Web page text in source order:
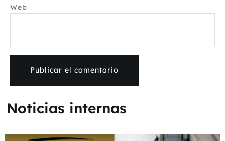
Web
Noticias internas